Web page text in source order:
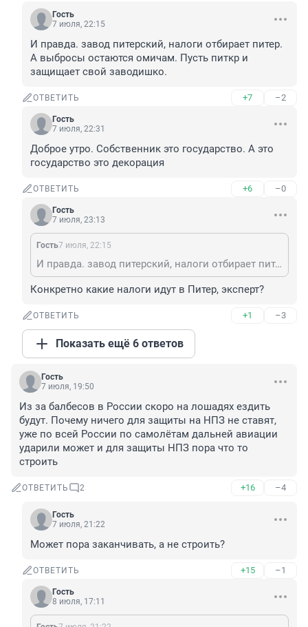
Гость
7 июля, 22:15
И правда. завод питерский, налоги отбирает питер.
А выбросы остаются омичам. Пусть питкр и
защищает свой заводишко.
ОТВЕТИТЬ +7 –2
Гость
7 июля, 22:31
Доброе утро. Собственник это государство. А это
государство это декорация
ОТВЕТИТЬ +6 –0
Гость
7 июля, 23:13
Гость7 июля, 22:15
И правда. завод питерский, налоги отбирает питер. А выбросы остаются омичам. Пусть питкр и защищает свой заводишко.
Конкретно какие налоги идут в Питер, эксперт?
ОТВЕТИТЬ +1 –3
Показать ещё 6 ответов
Гость
7 июля, 19:50
Из за балбесов в России скоро на лошадях ездить
будут. Почему ничего для защиты на НПЗ не ставят,
уже по всей России по самолётам дальней авиации
ударили может и для защиты НПЗ пора что то
строить
ОТВЕТИТЬ 2 +16 –4
Гость
7 июля, 21:22
Может пора заканчивать, а не строить?
ОТВЕТИТЬ +15 –1
Гость
8 июля, 17:11